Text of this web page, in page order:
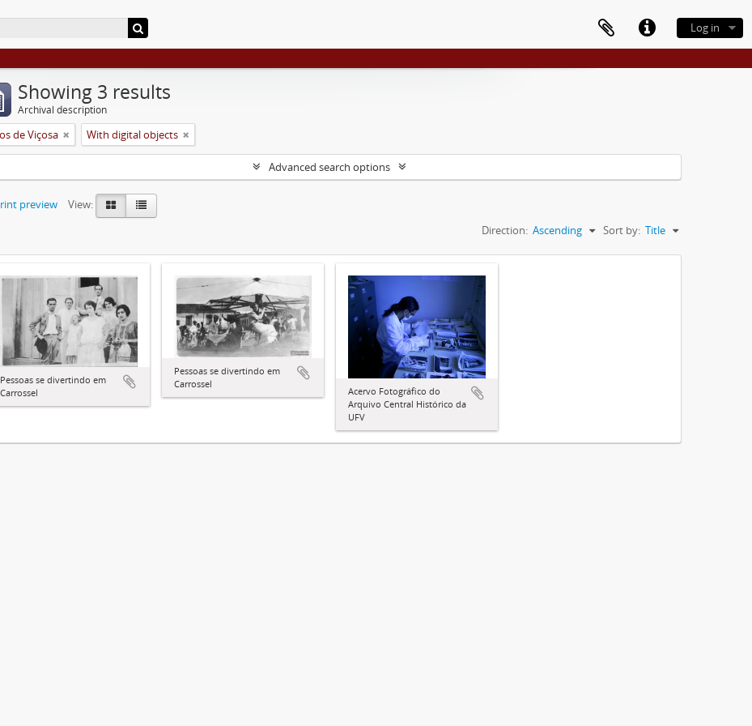
Log in
Showing 3 results
Archival description
de Viçosa With digital objects
Advanced search options
preview
View:
Sort by: Title
Direction: Ascending
Pessoas se divertindo em
Carrossel
Pessoas se divertindo em
Carrossel
Acervo Fotográfico do
Arquivo Central Histórico da
UFV